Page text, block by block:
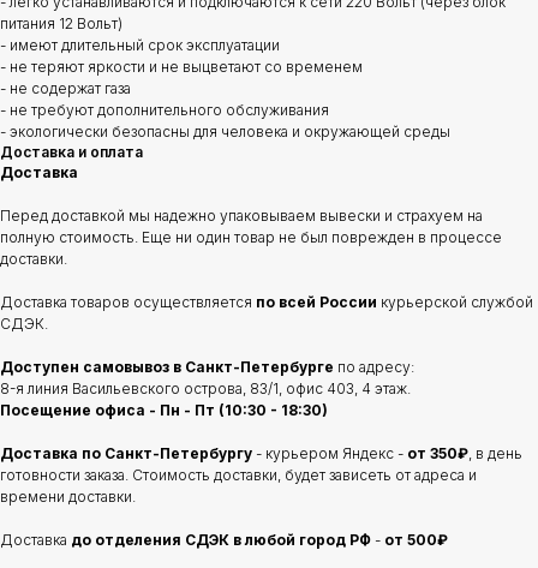
питания 12 Вольт)
- имеют длительный срок эксплуатации
- не теряют яркости и не выцветают со временем
- не содержат газа
- не требуют дополнительного обслуживания
- экологически безопасны для человека и окружающей среды
Доставка и оплата
Доставка
Перед доставкой мы надежно упаковываем вывески и страхуем на
полную стоимость. Еще ни один товар не был поврежден в процессе
доставки.
Доставка товаров осуществляется по всей России курьерской службой
СДЭК.
Доступен самовывоз в Санкт-Петербурге по адресу:
8-я линия Васильевского острова, 83/1, офис 403, 4 этаж.
Посещение офиса - Пн - Пт (10:30 - 18:30)
Доставка по Санкт-Петербургу - курьером Яндекс - от 350₽, в день
готовности заказа. Стоимость доставки, будет зависеть от адреса и
времени доставки.
Доставка до отделения СДЭК в любой город РФ - от 500₽